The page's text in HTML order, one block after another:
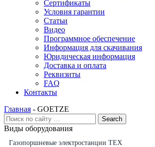
Сертификаты
Условия гарантии
Статьи
Видео
Программное обеспечение
Информация для скачивания
Юридическая информация
Доставка и оплата
Реквизиты
FAQ
Контакты
Главная - GOETZE
Виды оборудования
Газопоршневые электростанции ТЕХ